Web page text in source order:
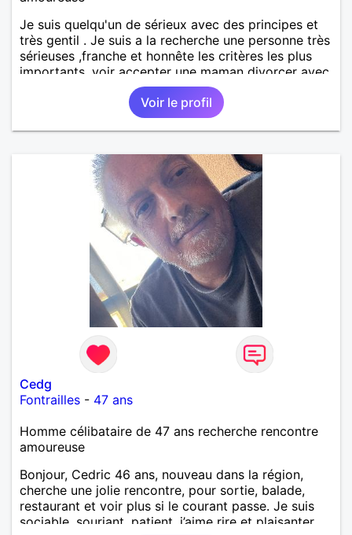
Je suis quelqu'un de sérieux avec des principes et
très gentil . Je suis a la recherche une personne très
sérieuses ,franche et honnête les critères les plus
importants, voir accepter une maman divorcer avec
son enfant il n y a aucun problème. S' abstenir au
personne non sérieuse merci. Recherche dans un
premier temps dialogue et apprendre à connaître la
personne puis dans un deuxième temps relation plus
professionnelle et agent de sécurité privée et
agents SIAP1. ET télésurveillance et vidéo
protection dans les casino supermarché. en CDI
Mes passions. Sont la robotique ,vtt ,Echeque
,astronomie . Service militaire belfort 35 régiment d
infanterie et engager sur 5 ans.de (1998 a 2003.)
Divers je fait en moyenne 6 km de marche par jour
a pieds. A la fin de mon travail a mon domicile. J 'ai
un rêve cet de construire une vie a deux en
harmonie. Si je pourrais lui décrocher la lune je le
ferais. A chaque fois que je vois un beau ciel étoilé
je rêve d' être avec quelqu'un.
Voir le profil
Cedg
Fontrailles - 47 ans
Homme célibataire de 47 ans recherche rencontre
amoureuse
Bonjour, Cedric 46 ans, nouveau dans la région,
cherche une jolie rencontre, pour sortie, balade,
restaurant et voir plus si le courant passe. Je suis
sociable, souriant, patient, j’aime rire et plaisanter..